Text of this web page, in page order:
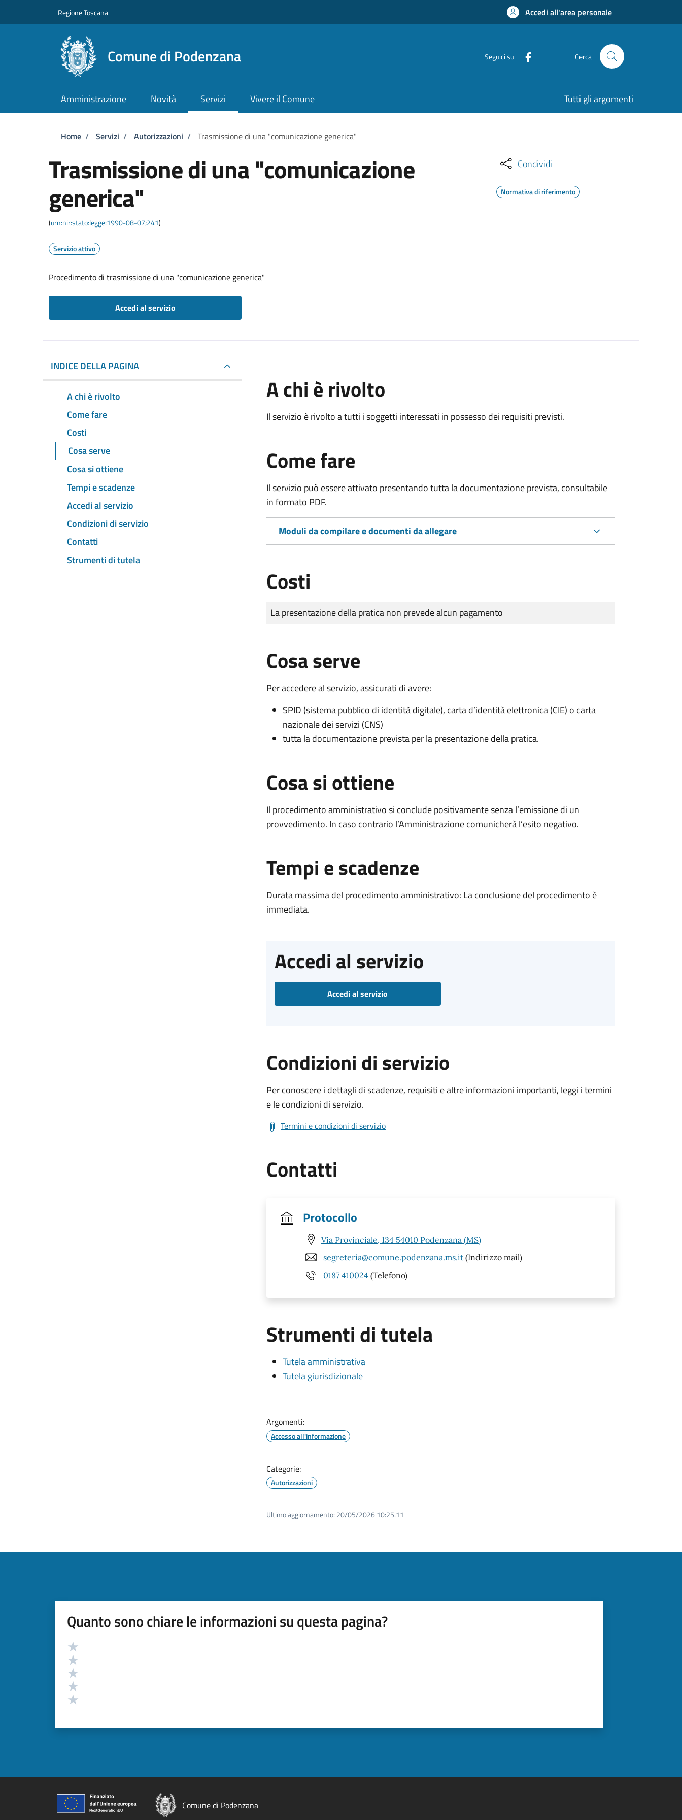
Regione Toscana Accedi all'area personale
Comune di Podenzana Seguici su Cerca
Amministrazione Novità Servizi Vivere il Comune Tutti gli argomenti
Briciole di pane
Home / Servizi / Autorizzazioni / Trasmissione di una "comunicazione generica"
Trasmissione di una "comunicazione
generica"
(urn:nir:stato:legge:1990-08-07;241)
Servizio attivo
Procedimento di trasmissione di una "comunicazione generica"
Accedi al servizio
Condividi
Normativa di riferimento
INDICE DELLA PAGINA
A chi è rivolto
Come fare
Costi
Cosa serve
Cosa si ottiene
Tempi e scadenze
Accedi al servizio
Condizioni di servizio
Contatti
Strumenti di tutela
A chi è rivolto
Il servizio è rivolto a tutti i soggetti interessati in possesso dei requisiti previsti.
Come fare
Il servizio può essere attivato presentando tutta la documentazione prevista, consultabile
in formato PDF.
Moduli da compilare e documenti da allegare
Costi
Tipo di pagamento
Importo
La presentazione della pratica non prevede alcun pagamento
Cosa serve
Per accedere al servizio, assicurati di avere:
SPID (sistema pubblico di identità digitale), carta d’identità elettronica (CIE) o carta
nazionale dei servizi (CNS)
tutta la documentazione prevista per la presentazione della pratica.
Cosa si ottiene
Il procedimento amministrativo si conclude positivamente senza l’emissione di un
provvedimento. In caso contrario l’Amministrazione comunicherà l’esito negativo.
Tempi e scadenze
Durata massima del procedimento amministrativo: La conclusione del procedimento è
immediata.
Accedi al servizio
Accedi al servizio
Condizioni di servizio
Per conoscere i dettagli di scadenze, requisiti e altre informazioni importanti, leggi i termini
e le condizioni di servizio.
Termini e condizioni di servizio
Contatti
Protocollo
Via Provinciale, 134 54010 Podenzana (MS)
segreteria@comune.podenzana.ms.it (Indirizzo mail)
0187 410024 (Telefono)
Strumenti di tutela
Tutela amministrativa
Tutela giurisdizionale
Argomenti:
Accesso all'informazione
Categorie:
Autorizzazioni
Ultimo aggiornamento: 20/05/2026 10:25.11
Quanto sono chiare le informazioni su questa pagina?
Valutazione
Comune di Podenzana